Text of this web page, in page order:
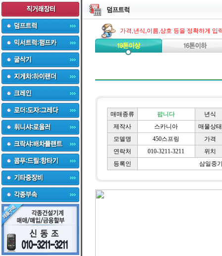
가격,년식,이름,상호 등을 정확하게 입
매매종류 팝니다
년식
제작사
스카니아
매물상태
모델명
450스프링
가격
연락처
010-3211-3211
위치
등록인
삼일중